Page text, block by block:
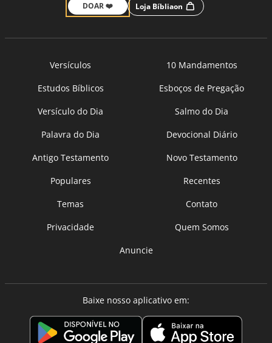
DOAR ❤️ Loja Bíbliaon
Versículos
10 Mandamentos
Estudos Bíblicos
Esboços de Pregação
Versículo do Dia
Salmo do Dia
Palavra do Dia
Devocional Diário
Antigo Testamento
Novo Testamento
Populares
Recentes
Temas
Contato
Privacidade
Quem Somos
Anuncie
Baixe nosso aplicativo em: